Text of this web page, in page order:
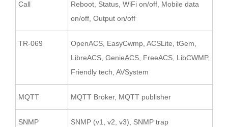
Call
Reboot, Status, WiFi on/off, Mobile data
on/off, Output on/off
TR-069
OpenACS, EasyCwmp, ACSLite, tGem,
LibreACS, GenieACS, FreeACS, LibCWMP,
Friendly tech, AVSystem
MQTT MQTT Broker, MQTT publisher
SNMP SNMP (v1, v2, v3), SNMP trap